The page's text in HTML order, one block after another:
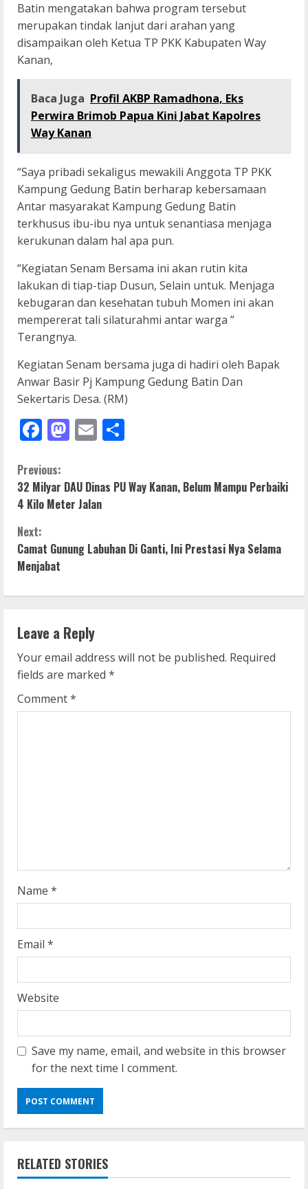
Batin mengatakan bahwa program tersebut
merupakan tindak lanjut dari arahan yang
disampaikan oleh Ketua TP PKK Kabupaten Way
Kanan,
Baca Juga Profil AKBP Ramadhona, Eks
Perwira Brimob Papua Kini Jabat Kapolres
Way Kanan
“Saya pribadi sekaligus mewakili Anggota TP PKK
Kampung Gedung Batin berharap kebersamaan
Antar masyarakat Kampung Gedung Batin
terkhusus ibu-ibu nya untuk senantiasa menjaga
kerukunan dalam hal apa pun.
“Kegiatan Senam Bersama ini akan rutin kita
lakukan di tiap-tiap Dusun, Selain untuk. Menjaga
kebugaran dan kesehatan tubuh Momen ini akan
mempererat tali silaturahmi antar warga ”
Terangnya.
Kegiatan Senam bersama juga di hadiri oleh Bapak
Anwar Basir Pj Kampung Gedung Batin Dan
Sekertaris Desa. (RM)
Facebook
Mastodon
Email
C
o
n
t
i
n
u
e
R
g
Previous:
32 Milyar DAU Dinas PU Way Kanan, Belum Mampu Perbaiki
4 Kilo Meter Jalan
Next:
Camat Gunung Labuhan Di Ganti, Ini Prestasi Nya Selama
Menjabat
Leave a Reply
Your email address will not be published. Required
fields are marked *
Comment*
Name *
Email *
Website
Save my name, email, and website in this browser
for the next time I comment.
RELATED STORIESBrimob Papua Kini Jabat Kapolres Way
Kanan,Masyarakat Ogan Di Lampung